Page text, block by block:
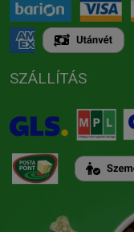
SZÁLLÍTÁS